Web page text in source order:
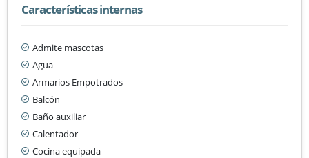
Características internas
Admite mascotas
Agua
Armarios Empotrados
Balcón
Baño auxiliar
Calentador
Cocina equipada